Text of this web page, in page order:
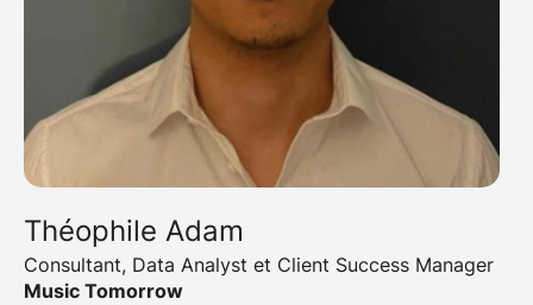
Théophile Adam
Consultant, Data Analyst et Client Success Manager
Music Tomorrow